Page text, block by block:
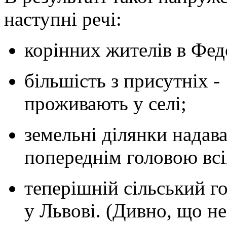
наступні речі:
корінних жителів в
більшість з присутніх
проживають у селі;
земельні ділянки
попереднім головою
теперішній сільський
у Львові. (Дивно, що